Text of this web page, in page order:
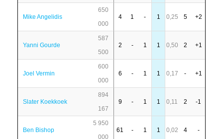
Mike Angelidis
650
000
4 1 - 1 0,25 5 +2
Yanni Gourde
587
500
2 - 1 1 0,50 2 +1
Joel Vermin
600
000
6 - 1 1 0,17 - +1
Slater Koekkoek
894
167
9 - 1 1 0,11 2 -1
Ben Bishop
5 950
000
61 - 1 1 0,02 4 -